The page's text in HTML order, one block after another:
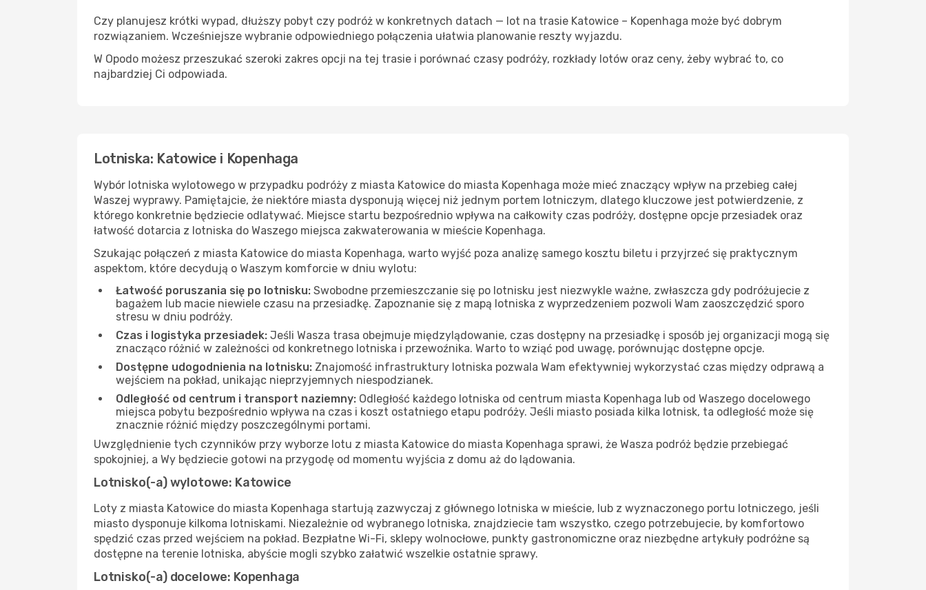
Czy planujesz krótki wypad, dłuższy pobyt czy podróż w konkretnych datach — lot na trasie Katowice – Kopenhaga może być dobrym
rozwiązaniem. Wcześniejsze wybranie odpowiedniego połączenia ułatwia planowanie reszty wyjazdu.
W Opodo możesz przeszukać szeroki zakres opcji na tej trasie i porównać czasy podróży, rozkłady lotów oraz ceny, żeby wybrać to, co
najbardziej Ci odpowiada.
Lotniska: Katowice i Kopenhaga
Wybór lotniska wylotowego w przypadku podróży z miasta Katowice do miasta Kopenhaga może mieć znaczący wpływ na przebieg całej
Waszej wyprawy. Pamiętajcie, że niektóre miasta dysponują więcej niż jednym portem lotniczym, dlatego kluczowe jest potwierdzenie, z
którego konkretnie będziecie odlatywać. Miejsce startu bezpośrednio wpływa na całkowity czas podróży, dostępne opcje przesiadek oraz
łatwość dotarcia z lotniska do Waszego miejsca zakwaterowania w mieście Kopenhaga.
Szukając połączeń z miasta Katowice do miasta Kopenhaga, warto wyjść poza analizę samego kosztu biletu i przyjrzeć się praktycznym
aspektom, które decydują o Waszym komforcie w dniu wylotu:
Łatwość poruszania się po lotnisku: Swobodne przemieszczanie się po lotnisku jest niezwykle ważne, zwłaszcza gdy podróżujecie z
bagażem lub macie niewiele czasu na przesiadkę. Zapoznanie się z mapą lotniska z wyprzedzeniem pozwoli Wam zaoszczędzić sporo
stresu w dniu podróży.
Czas i logistyka przesiadek: Jeśli Wasza trasa obejmuje międzylądowanie, czas dostępny na przesiadkę i sposób jej organizacji mogą się
znacząco różnić w zależności od konkretnego lotniska i przewoźnika. Warto to wziąć pod uwagę, porównując dostępne opcje.
Dostępne udogodnienia na lotnisku: Znajomość infrastruktury lotniska pozwala Wam efektywniej wykorzystać czas między odprawą a
wejściem na pokład, unikając nieprzyjemnych niespodzianek.
Odległość od centrum i transport naziemny: Odległość każdego lotniska od centrum miasta Kopenhaga lub od Waszego docelowego
miejsca pobytu bezpośrednio wpływa na czas i koszt ostatniego etapu podróży. Jeśli miasto posiada kilka lotnisk, ta odległość może się
znacznie różnić między poszczególnymi portami.
Uwzględnienie tych czynników przy wyborze lotu z miasta Katowice do miasta Kopenhaga sprawi, że Wasza podróż będzie przebiegać
spokojniej, a Wy będziecie gotowi na przygodę od momentu wyjścia z domu aż do lądowania.
Lotnisko(-a) wylotowe: Katowice
Loty z miasta Katowice do miasta Kopenhaga startują zazwyczaj z głównego lotniska w mieście, lub z wyznaczonego portu lotniczego, jeśli
miasto dysponuje kilkoma lotniskami. Niezależnie od wybranego lotniska, znajdziecie tam wszystko, czego potrzebujecie, by komfortowo
spędzić czas przed wejściem na pokład. Bezpłatne Wi-Fi, sklepy wolnocłowe, punkty gastronomiczne oraz niezbędne artykuły podróżne są
dostępne na terenie lotniska, abyście mogli szybko załatwić wszelkie ostatnie sprawy.
Lotnisko(-a) docelowe: Kopenhaga